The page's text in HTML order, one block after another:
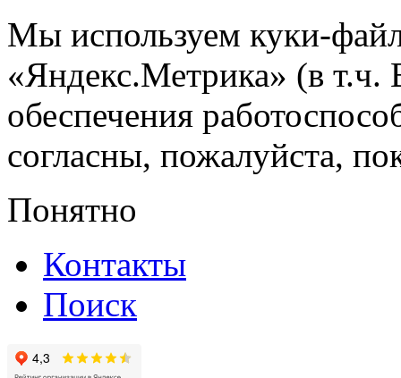
Мы используем куки-
«Яндекс.Метрика» (в т.ч.
обеспечения
согласны, пожалуйста,
Понятно
Контакты
Поиск